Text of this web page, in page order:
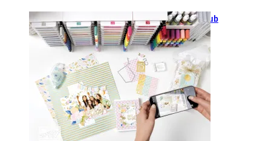
GANZ NEU: Scrapbooking Club
2025
21. Januar 2025